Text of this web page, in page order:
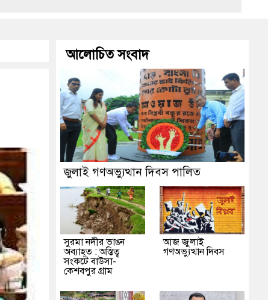
আলোচিত সংবাদ
জুলাই গণঅভ্যুত্থান দিবস পালিত
সুরমা নদীর ভাঙন
অব্যাহত : অস্তিত্ব
সংকটে বাউসা-
কেশবপুর গ্রাম
আজ জুলাই
গণঅভ্যুত্থান দিবস